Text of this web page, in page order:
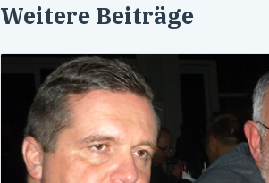
Weitere Beiträge